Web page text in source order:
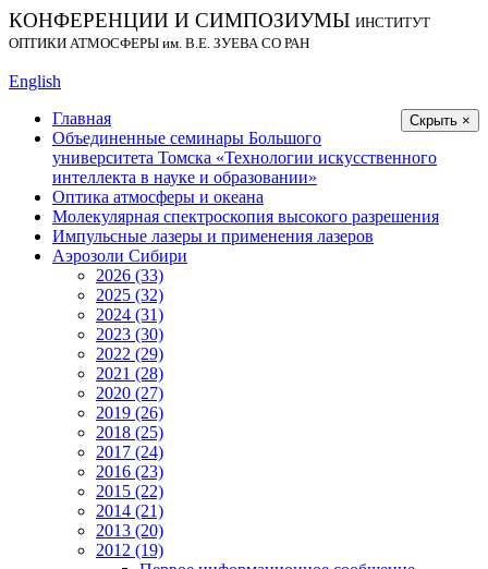
КОНФЕРЕНЦИИ И СИМПОЗИУМЫ ИНСТИТУТ
ОПТИКИ АТМОСФЕРЫ им. В.Е. ЗУЕВА СО РАН
English
Скрыть ×
Главная
Объединенные семинары Большого
университета Томска «Технологии искусственного
интеллекта в науке и образовании»
Оптика атмосферы и океана
Молекулярная спектроскопия высокого разрешения
Импульсные лазеры и применения лазеров
Аэрозоли Сибири
2026 (33)
2025 (32)
2024 (31)
2023 (30)
2022 (29)
2021 (28)
2020 (27)
2019 (26)
2018 (25)
2017 (24)
2016 (23)
2015 (22)
2014 (21)
2013 (20)
2012 (19)